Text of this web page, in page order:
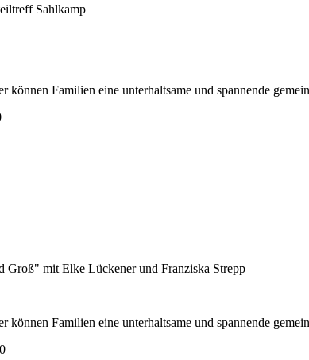
Sahlkamp
Familien eine unterhaltsame und spannende
mit Elke Lückener und Franziska Strepp
Familien eine unterhaltsame und spannende